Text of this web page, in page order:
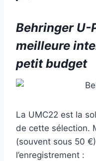
Behringer U-
meilleure
petit budget
La UMC22 est la
de cette sélection.
(souvent sous 50
l’enregistrement :